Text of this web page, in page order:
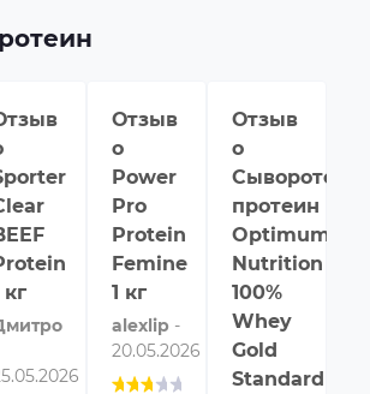
кг
Отзыв
о
Power
Pro
Protein
Femine
1 кг
alexlip -
20.05.2026
Отзыв
о
протеин
Optimum
Nutrition
100%
Whey
Gold
Standard